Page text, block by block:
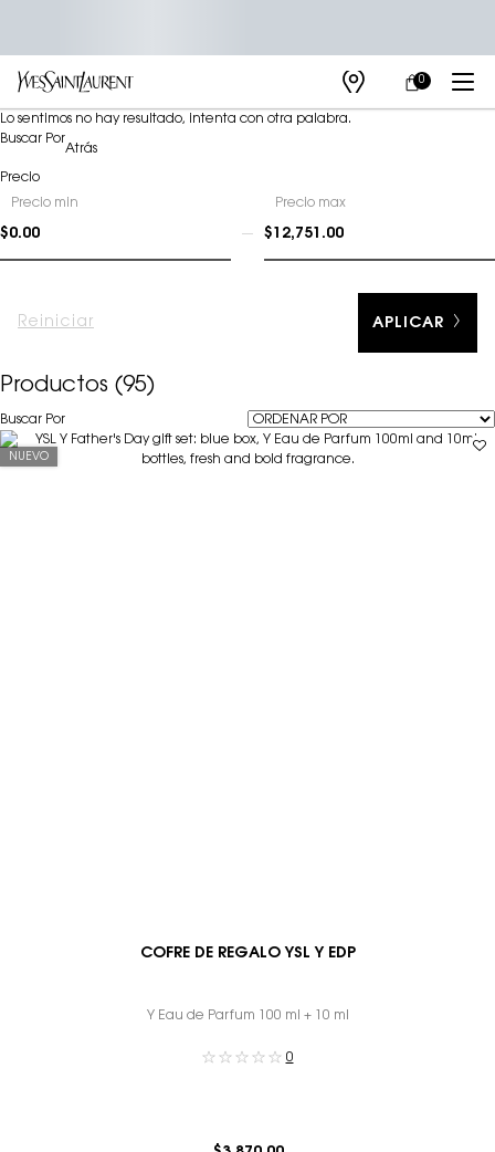
TIENDAS
MI
CARRITO
0
0 PRODUCTO
Main content
Lo sentimos no hay resultado, intenta con otra palabra.
Refinements menu
Buscar Por
Atrás
Precio
Precio
Precio min Precio max
Reiniciar APLICAR
Productos (95)
Buscar Por
Filters menu
NUEVO
COFRE DE REGALO YSL Y EDP
Y Eau de Parfum 100 ml + 10 ml
0